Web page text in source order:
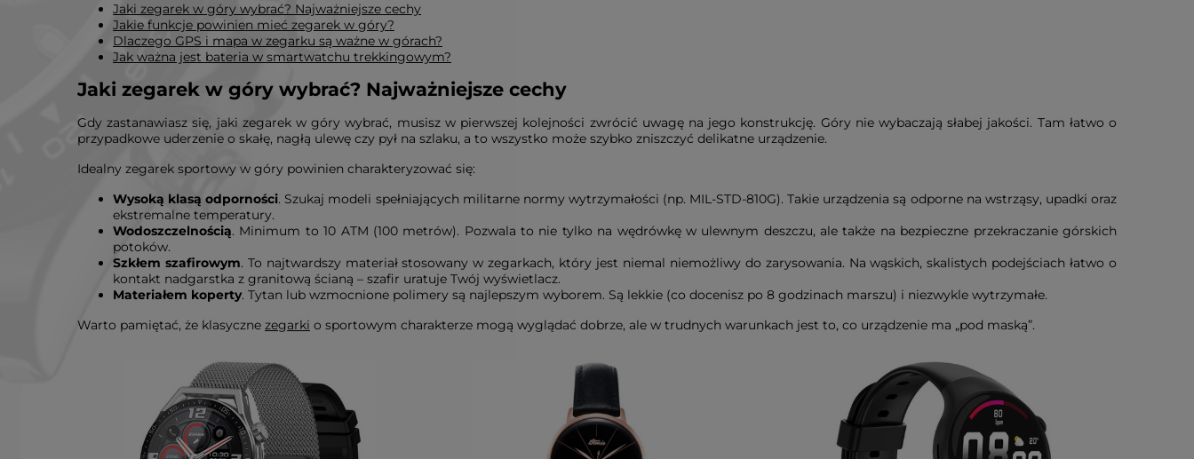
Jaki zegarek w góry wybrać? Najważniejsze cechy
Jakie funkcje powinien mieć zegarek w góry?
Dlaczego GPS i mapa w zegarku są ważne w górach?
Jak ważna jest bateria w smartwatchu trekkingowym?
Jaki zegarek w góry wybrać? Najważniejsze cechy
Gdy zastanawiasz się, jaki zegarek w góry wybrać, musisz w pierwszej kolejności zwrócić uwagę na jego konstrukcję. Góry nie wybaczają słabej jakości. Tam łatwo o
przypadkowe uderzenie o skałę, nagłą ulewę czy pył na szlaku, a to wszystko może szybko zniszczyć delikatne urządzenie.
Idealny zegarek sportowy w góry powinien charakteryzować się:
Wysoką klasą odporności. Szukaj modeli spełniających militarne normy wytrzymałości (np. MIL-STD-810G). Takie urządzenia są odporne na wstrząsy, upadki oraz
ekstremalne temperatury.
Wodoszczelnością. Minimum to 10 ATM (100 metrów). Pozwala to nie tylko na wędrówkę w ulewnym deszczu, ale także na bezpieczne przekraczanie górskich
potoków.
Szkłem szafirowym. To najtwardszy materiał stosowany w zegarkach, który jest niemal niemożliwy do zarysowania. Na wąskich, skalistych podejściach łatwo o
kontakt nadgarstka z granitową ścianą – szafir uratuje Twój wyświetlacz.
Materiałem koperty. Tytan lub wzmocnione polimery są najlepszym wyborem. Są lekkie (co docenisz po 8 godzinach marszu) i niezwykle wytrzymałe.
Warto pamiętać, że klasyczne zegarki o sportowym charakterze mogą wyglądać dobrze, ale w trudnych warunkach jest to, co urządzenie ma „pod maską”.